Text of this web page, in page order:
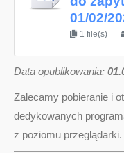
01/02/
1 file(s)
Data opublikowania:
Zalecamy pobieranie i
dedykowanych
z poziomu przeglądarki.